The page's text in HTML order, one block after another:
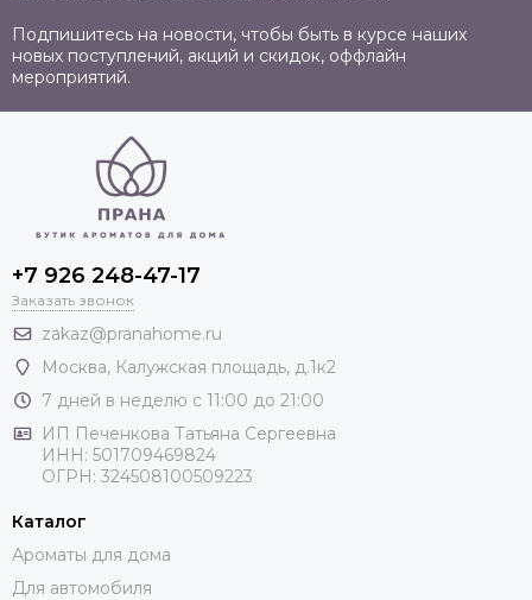
Подпишитесь на новости, чтобы быть в курсе наших
новых поступлений, акций и скидок, оффлайн
мероприятий.
+7 926 248-47-17
Заказать звонок
zakaz@pranahome.ru
Москва, Калужская площадь, д.1к2
7 дней в неделю с 11:00 до 21:00
ИП Печенкова Татьяна Сергеевна
ИНН: 501709469824
ОГРН: 324508100509223
Каталог
Ароматы для дома
Для автомобиля